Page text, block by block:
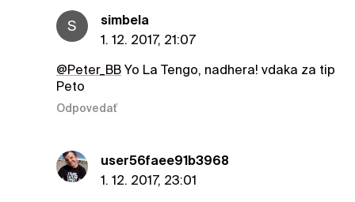
S
simbela
1. 12. 2017, 21:07
@Peter_BBYo La Tengo, nadhera! vdaka za tip
Peto
Odpovedať
user56faee91b3968
1. 12. 2017, 23:01